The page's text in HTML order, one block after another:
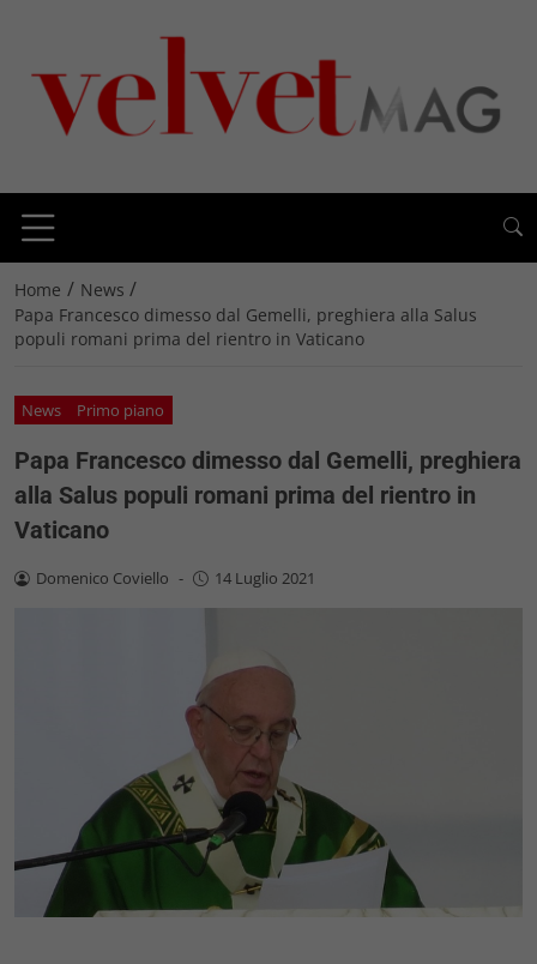
Home / News /
Papa Francesco dimesso dal Gemelli, preghiera alla Salus
populi romani prima del rientro in Vaticano
News Primo piano
Papa Francesco dimesso dal Gemelli, preghiera
alla Salus populi romani prima del rientro in
Vaticano
Domenico Coviello - 14 Luglio 2021